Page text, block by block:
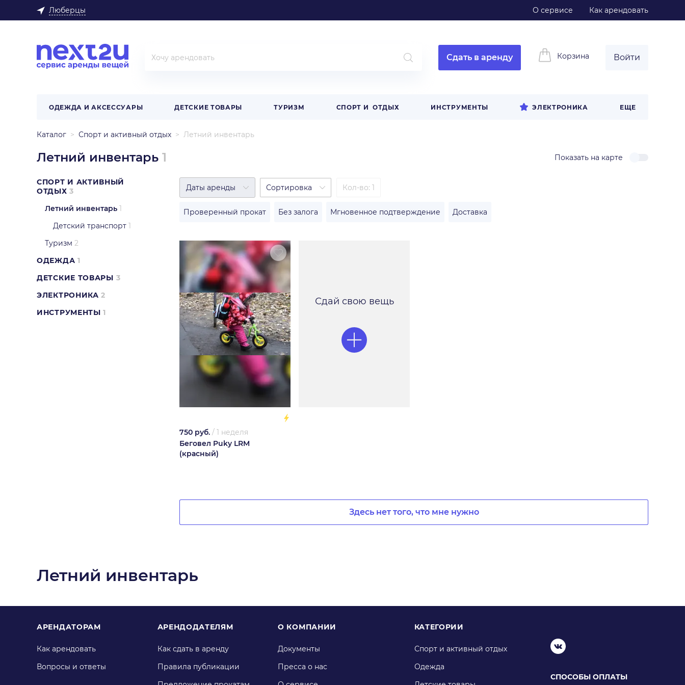
Люберцы О сервисе Как арендовать
Сдать в аренду Корзина Войти
ОДЕЖДА И АКСЕССУАРЫ ДЕТСКИЕ ТОВАРЫ ТУРИЗМ СПОРТ И ОТДЫХ ИНСТРУМЕНТЫ ЭЛЕКТРОНИКА ЕЩЕ
Каталог Спорт и активный отдых Летний инвентарь
Летний инвентарь 1 Показать на карте
СПОРТ И АКТИВНЫЙ
ОТДЫХ 3
Летний инвентарь 1
Детский транспорт 1
Туризм 2
ОДЕЖДА 1
ДЕТСКИЕ ТОВАРЫ 3
ЭЛЕКТРОНИКА 2
ИНСТРУМЕНТЫ 1
Даты аренды Сортировка Кол-во: 1
Проверенный прокат Без залога Мгновенное подтверждение Доставка
750 руб. / 1 неделя
Беговел Puky LRM
(красный)
Сдай свою вещь
Здесь нет того, что мне нужно
Летний инвентарь
АРЕНДАТОРАМ
Как арендовать
Вопросы и ответы
АРЕНДОДАТЕЛЯМ
Как сдать в аренду
Правила публикации
О КОМПАНИИ
Документы
Пресса о нас
КАТЕГОРИИ
Спорт и активный отдых
Одежда
СПОСОБЫ ОПЛАТЫ